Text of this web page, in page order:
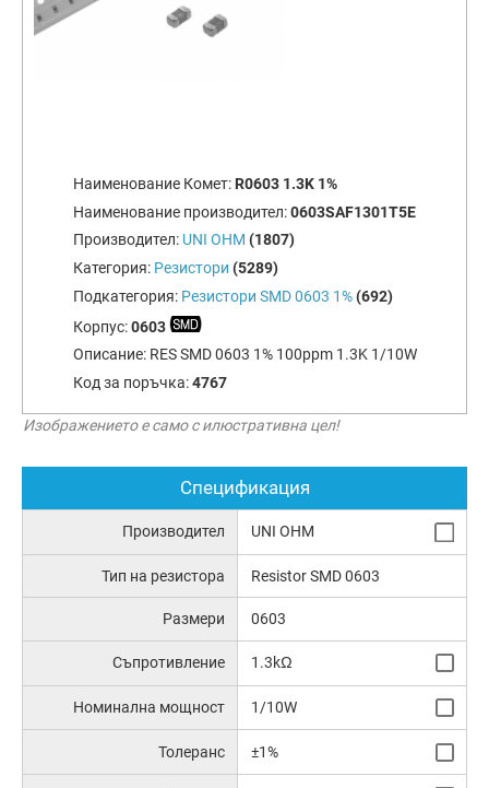
Наименование Комет: R0603 1.3K 1%
Наименование производител:0603SAF1301T5E
Производител: UNI OHM (1807)
Категория: Резистори (5289)
Подкатегория: Резистори SMD 0603 1% (692)
Корпус:0603
Описание: RES SMD 0603 1% 100ppm 1.3K 1/10W
Код за поръчка:4767
Изображението е само с илюстративна цел!
Спецификация
Производител UNI OHM
Тип на резистора Resistor SMD 0603
Размери 0603
Съпротивление 1.3kΩ
Номинална мощност 1/10W
Толеранс ±1%